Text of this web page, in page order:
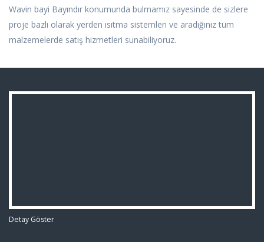
Wavin bayi Bayındır konumunda bulmamız sayesinde de sizlere
proje bazlı olarak yerden ısıtma sistemleri ve aradığınız tüm
malzemelerde satış hizmetleri sunabiliyoruz.
Detay Göster